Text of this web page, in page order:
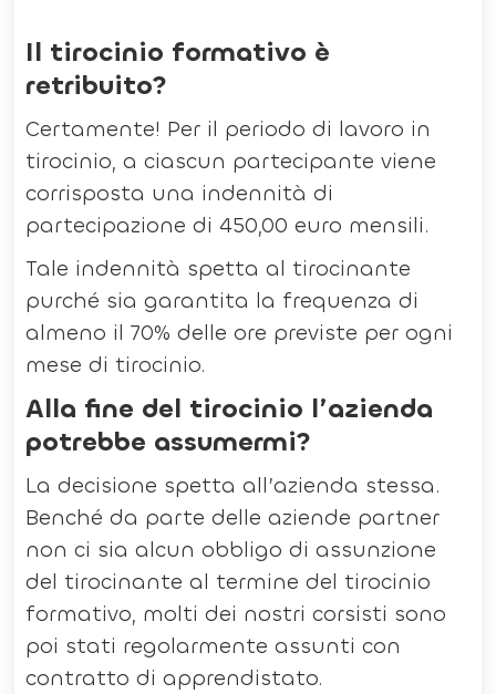
Il tirocinio formativo è
retribuito?
Certamente! Per il periodo di lavoro in
tirocinio, a ciascun partecipante viene
corrisposta una indennità di
partecipazione di 450,00 euro mensili.
Tale indennità spetta al tirocinante
purché sia garantita la frequenza di
almeno il 70% delle ore previste per ogni
mese di tirocinio.
Alla fine del tirocinio l’azienda
potrebbe assumermi?
La decisione spetta all’azienda stessa.
Benché da parte delle aziende partner
non ci sia alcun obbligo di assunzione
del tirocinante al termine del tirocinio
formativo, molti dei nostri corsisti sono
poi stati regolarmente assunti con
contratto di apprendistato.